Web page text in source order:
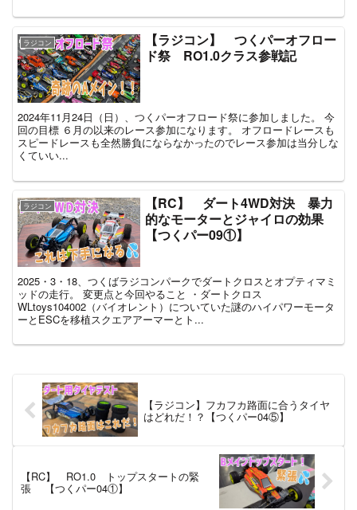
ラジコン
【ラジコン】 つくパーオフロー
ド祭 RO1.0クラス参戦記
2024年11月24日（日）、つくパーオフロード祭に参加しました。 今
回の目標 ６月の以来のレース参加になります。 オフロードレースも
スピードレースも全然勝負にならなかったのでレース参加は当分しな
くていい...
ラジコン
【RC】 ダート4WD対決 暴力
的なモーターとジャイロの効果
【つくパー09①】
2025・3・18、つくばラジコンパークでダートクロスとオプティマミ
ッドの走行。 変更点と今回やること ・ダートクロス
WLtoys104002（バイオレント）についていた謎のハイパワーモータ
ーとESCを移植スクエアアーマーとト...
【ラジコン】フカフカ路面に合うタイヤ
はどれだ！？【つくパー04⑤】
【RC】 RO1.0 トップスタートの緊
張 【つくパー04①】